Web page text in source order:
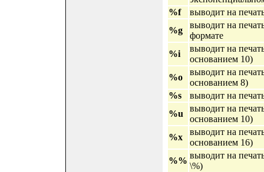
%f
выводит на
%g
выводит на
формате
%i
выводит на
основанием 10)
%o
выводит на
основанием 8)
%s
выводит на
%u
выводит на
основанием 10)
%x
выводит на
основанием 16)
%%
выводит на
\%)